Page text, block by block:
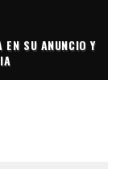
EN SU ANUNCIO Y